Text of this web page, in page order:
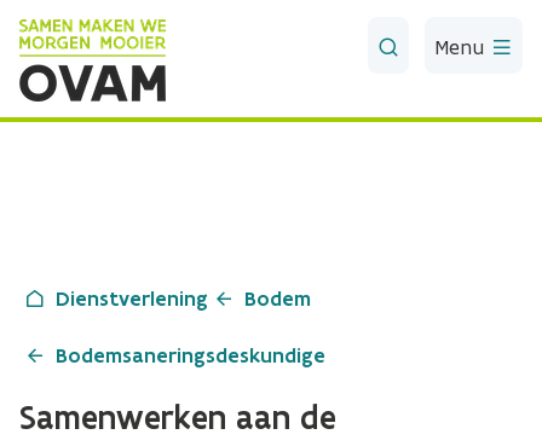
Skip to Main Content
Menu
Dienstverlening Bodem
Bodemsaneringsdeskundige
Samenwerken aan de